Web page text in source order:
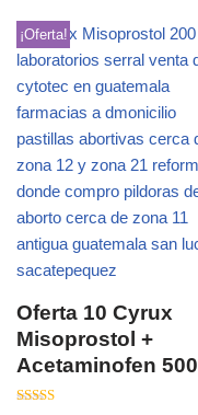
¡Oferta!
Oferta 10 Cyrux
Misoprostol +
Acetaminofen 500